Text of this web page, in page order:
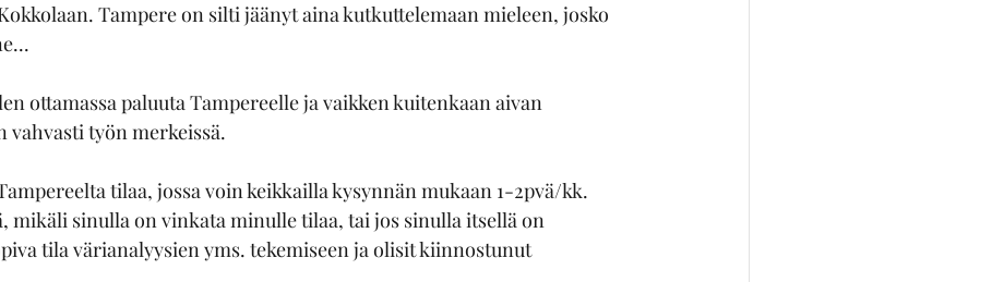
Tampere on silti jäänyt aina kutkuttelemaan mieleen, josko
ottamassa paluuta Tampereelle ja vaikken kuitenkaan aivan
vahvasti työn merkeissä.
tilaa, jossa voin keikkailla kysynnän mukaan 1-2pvä/kk.
mikäli sinulla on vinkata minulle tilaa, tai jos sinulla itsellä on
tila värianalyysien yms. tekemiseen ja olisit kiinnostunut